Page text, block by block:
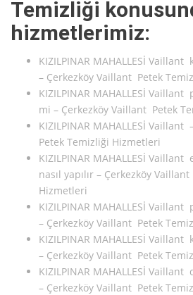
Temizliği
hizmetlerimiz:
KIZILPINAR MAHALLESİ
– Çerkezköy Vaillant Petek
KIZILPINAR MAHALLESİ
mi – Çerkezköy Vaillant Petek
KIZILPINAR MAHALLESİ Vaillant
Petek Temizliği Hizmetleri
KIZILPINAR MAHALLESİ
nasıl yapılır – Çerkezköy
Hizmetleri
KIZILPINAR MAHALLESİ
– Çerkezköy Vaillant Petek
KIZILPINAR MAHALLESİ
– Çerkezköy Vaillant Petek
KIZILPINAR MAHALLESİ
– Çerkezköy Vaillant Petek